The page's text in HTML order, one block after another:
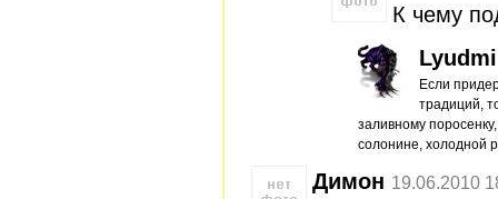
К чему
Если
традиций,
заливному
солонине, холодной
Димон 19.06.2010